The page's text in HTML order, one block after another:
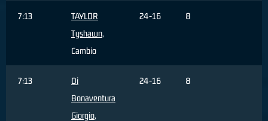
7:13
TAYLOR
Tyshawn,
Cambio
24-16 8
7:13
Di
Bonaventura
Giorgio,
24-16 8